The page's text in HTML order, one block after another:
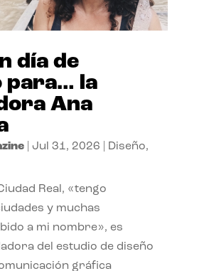
día de
para… la
Ana
| Jul 31, 2026 Diseño,
Real, «tengo
y muchas
a mi nombre», es
del estudio de diseño
gráfica